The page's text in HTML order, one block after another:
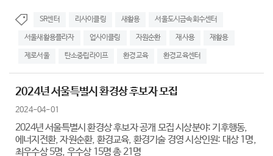
SR센터 리사이클링 새활용 서울도시금속회수센터
서울새활용플라자 업사이클링 자원순환 재사용 재활용
제로서울 탄소중립라이프 환경교육 환경교육센터
2024년 서울특별시 환경상 후보자 모집
2024-04-01
2024년 서울특별시 환경상 후보자 공개 모집 시상분야: 기후행동,
에너지전환, 자원순환, 환경교육, 환경기술 경영 시상인원: 대상 1명,
최우수상 5명, 우수상 15명 총 21명